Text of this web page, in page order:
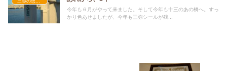
今年も６月がやって来ました。そして今年も十三のあの橋へ。すっ
かり色あせましたが、今年も三弥シールが残...